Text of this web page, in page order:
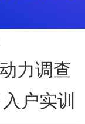
力调查
户实训